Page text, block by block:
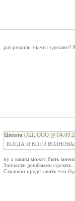
раз решили значит
Цитата (ЛД, ООО @
КОГДА И КОГО
ну а каким может быть
Запчасти дешёвыми
Страшно представить что